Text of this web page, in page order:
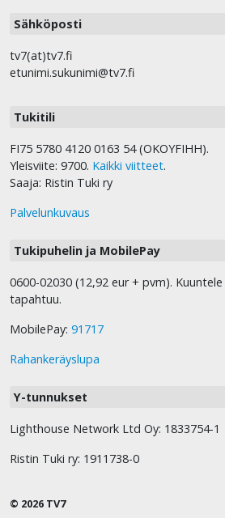
Sähköposti
tv7(at)tv7.fi
etunimi.sukunimi@tv7.fi
Tukitili
FI75 5780 4120 0163 54 (OKOYFIHH).
Yleisviite: 9700. Kaikki viitteet.
Saaja: Ristin Tuki ry
Palvelunkuvaus
Tukipuhelin ja MobilePay
0600-02030 (12,92 eur + pvm).
tapahtuu.
MobilePay: 91717
Rahankeräyslupa
Y-tunnukset
Lighthouse Network Ltd Oy: 1833754-1
Ristin Tuki ry: 1911738-0
© 2026 TV7